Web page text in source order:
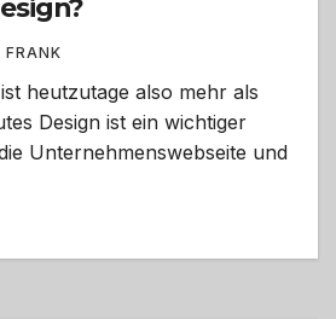
FRANK
heutzutage also mehr als
Design ist ein wichtiger
Unternehmenswebseite und